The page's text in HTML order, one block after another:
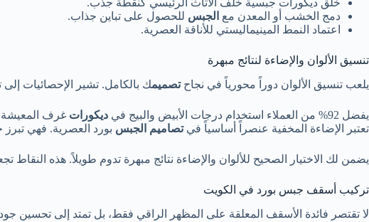
خلق ديكورات جبسية خلف الأثاث الرئيسي كنقطة جذب.
دمج الخشب أو المعدن مع الجبس للحصول على تباين جذاب.
اعتماد النمط المينيماليستي للأناقة العصرية.
تنسيق الألوان والإضاءة لنتائج مبهرة
يلعب تنسيق الألوان دوراً محورياً في نجاحتصميمك بالكامل. تشير الإحصائيات إلى
يفضل 92% من العملاء استخدام درجات الأبيض والبيج في ديكورات غرف
تعتبر الإضاءة المخفية عنصراً أساسياً فيتصاميم الجبس بورد العصرية. فهي
يضمن لك الاختيار الصحيح للألوان والإضاءة نتائج مبهرة تدوم طويلاً. هذه النقاط
تركيب أسقف جبس بورد في الكويت
لا تقتصر فائدة الأسقف المعلقة على المظهر الراقي فقط، بل تمتد إلى